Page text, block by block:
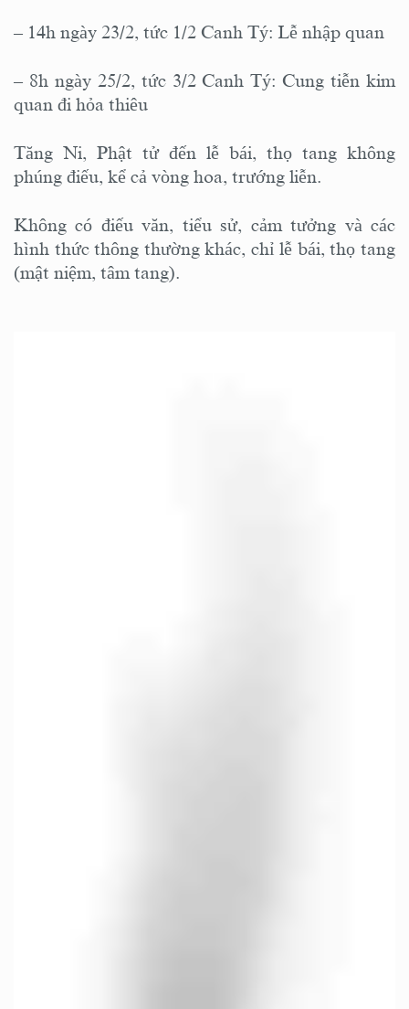
– 14h ngày 23/2, tức 1/2 Canh Tý: Lễ nhập quan
– 8h ngày 25/2, tức 3/2 Canh Tý: Cung tiễn kim
quan đi hỏa thiêu
Tăng Ni, Phật tử đến lễ bái, thọ tang không
phúng điếu, kể cả vòng hoa, trướng liễn.
Không có điếu văn, tiểu sử, cảm tưởng và các
hình thức thông thường khác, chỉ lễ bái, thọ tang
(mật niệm, tâm tang).